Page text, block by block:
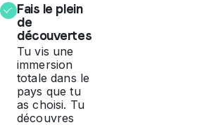
Fais le plein
de
découvertes
Tu vis une
immersion
totale dans le
pays que tu
as choisi. Tu
découvres